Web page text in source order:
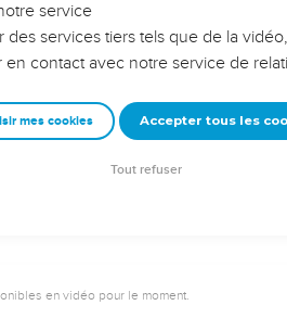
fabriqués.
tes poteaux sacrés, je détruirai tes
payer toutes les nations qui ne
© 1992, 1999 by Biblica, Inc.® Used by
en vidéo pour le moment.
service
des services tiers tels que de la
contact avec notre service de
mes cookies Accepter tous les
Tout refuser